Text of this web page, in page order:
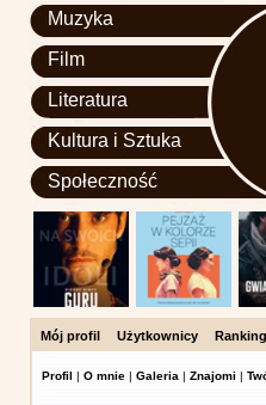
Muzyka
Film
Literatura
Kultura i Sztuka
Społeczność
Mój profil Użytkownicy
Profil | O mnie | Galeria | Znajomi |